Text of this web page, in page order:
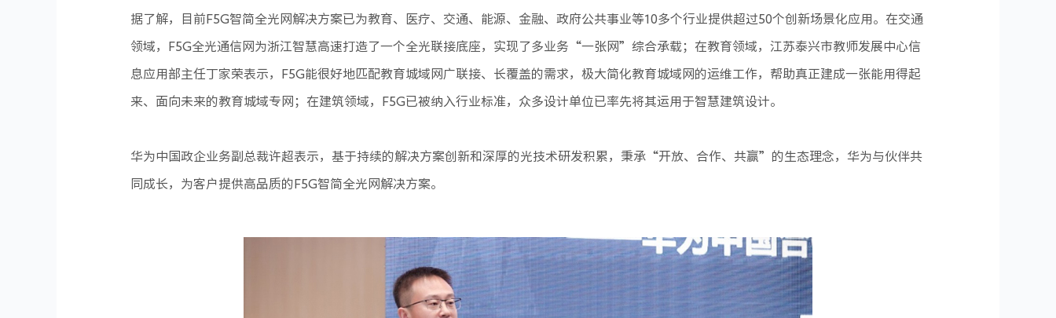
据了解，目前F5G智简全光网解决方案已为教育、医疗、交通、能源、金融、政府公共事业等10多个行业提供超过50个创新场景化应用。在交通
领域，F5G全光通信网为浙江智慧高速打造了一个全光联接底座，实现了多业务“一张网”综合承载；在教育领域，江苏泰兴市教师发展中心信
息应用部主任丁家荣表示，F5G能很好地匹配教育城域网广联接、长覆盖的需求，极大简化教育城域网的运维工作，帮助真正建成一张能用得起
来、面向未来的教育城域专网；在建筑领域，F5G已被纳入行业标准，众多设计单位已率先将其运用于智慧建筑设计。
华为中国政企业务副总裁许超表示，基于持续的解决方案创新和深厚的光技术研发积累，秉承“开放、合作、共赢”的生态理念，华为与伙伴共
同成长，为客户提供高品质的F5G智简全光网解决方案。